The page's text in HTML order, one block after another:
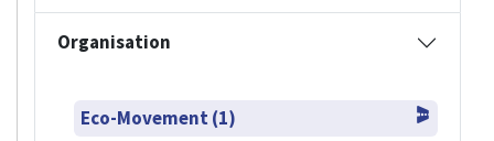
Organisation
Eco-Movement (1)